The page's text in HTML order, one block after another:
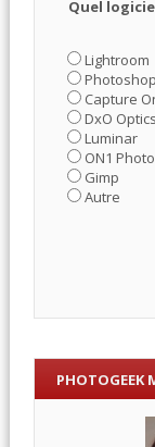
Quel
Lightroom
Photoshop
Capture
DxO
Luminar
ON1
Gimp
Autre
PHOTOGEEK